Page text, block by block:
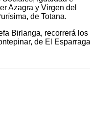
Azagra y Virgen del
de Totana.
Birlanga, recorrerá los
de El